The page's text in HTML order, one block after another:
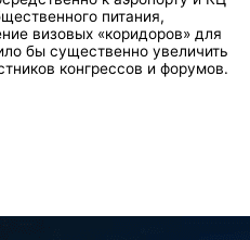
питания,
визовых «коридоров» для
бы существенно увеличить
конгрессов и форумов.